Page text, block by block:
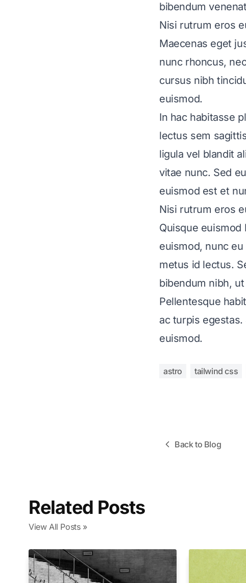
bibendum
Nisi rutrum eros
Maecenas eget
nunc rhoncus,
cursus nibh
euismod.
In hac habitasse
lectus sem
ligula vel blandit
vitae nunc. Sed
euismod est et
Nisi rutrum eros
Quisque euismod
euismod, nunc
metus id lectus.
bibendum nibh,
Pellentesque
ac turpis
euismod.
astro tailwind css
Back to Blog
Related Posts
View All Posts »